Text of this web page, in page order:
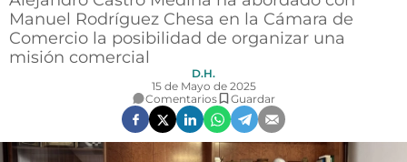
AGROALIMENTACIÓN
DEPORTES
OPINIÓN
Manuel Rodríguez Chesa en la Cámara de
Comercio la posibilidad de organizar una
misión comercial
D.H.
15 de Mayo de 2025
Comentarios
Guardar